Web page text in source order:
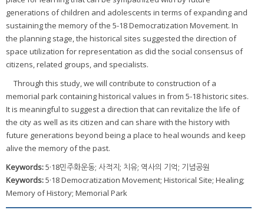
generations of children and adolescents in terms of expanding and
sustaining the memory of the 5-18 Democratization Movement. In
the planning stage, the historical sites suggested the direction of
space utilization for representation as did the social consensus of
citizens, related groups, and specialists.
Through this study, we will contribute to construction of a
memorial park containing historical values in from 5-18 historic sites.
It is meaningful to suggest a direction that can revitalize the life of
the city as well as its citizen and can share with the history with
future generations beyond being a place to heal wounds and keep
alive the memory of the past.
Keywords:5·18민주화운동; 사적지; 치유; 역사의 기억; 기념공원
Keywords:5·18 Democratization Movement; Historical Site; Healing;
Memory of History; Memorial Park